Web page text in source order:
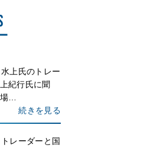
水上氏のトレー
紀行氏に聞
場…
続きを見る
トレーダーと国